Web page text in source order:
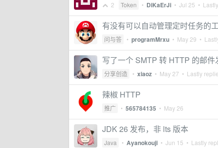
2 Token • DiKaErJi • Jul 25 •
有没有可以自动管理定时任务的
问与答 • programMrxu • May 29 •
写了一个 SMTP 转 HTTP 的邮
分享创造 • xiaoz • May 27 • Lastly
辣椒 HTTP
推广 • 565784135 • May 26
JDK 26 发布，非 lts 版本
Java • Ayanokouji • Jun 15 • Lastly